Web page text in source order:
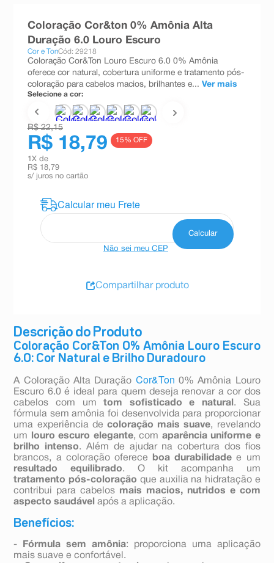
teste gravidez
10ºesmalte
Descrição do Produto
Coloração Cor&Ton 0% Amônia Louro Escuro
6.0: Cor Natural e Brilho Duradouro
A Coloração Alta Duração Cor&Ton 0% Amônia Louro
Escuro 6.0 é ideal para quem deseja renovar a cor dos
cabelos com umtom sofisticado e natural . Sua
fórmula sem amônia foi desenvolvida para proporcionar
uma experiência de coloração mais suave, revelando
um
louro escuro elegante, com aparência uniforme e
brilho intenso. Além de ajudar na cobertura dos fios
brancos, a coloração oferece
boa durabilidade e um
resultado equilibrado. O kit acompanha um
tratamento pós-coloração que auxilia na hidratação e
contribui para cabelos mais macios, nutridos e com
aspecto saudável após a aplicação.
Benefícios:
- Fórmula sem amônia: proporciona uma aplicação
mais suave e confortável.
Coloração Cor&ton 0% Amônia Alta
Duração 6.0 Louro Escuro
Cor e TonCód: 29218
Coloração Cor&Ton Louro Escuro 6.0 0% Amônia
oferece cor natural, cobertura uniforme e tratamento pós-
coloração para cabelos macios, brilhantes e... Ver mais
Selecione a cor:
R$ 22,15
R$ 18,79 15% OFF
1 X de
R$ 18,79
s/ juros no cartão
Não sei meu CEP
Compartilhar produto